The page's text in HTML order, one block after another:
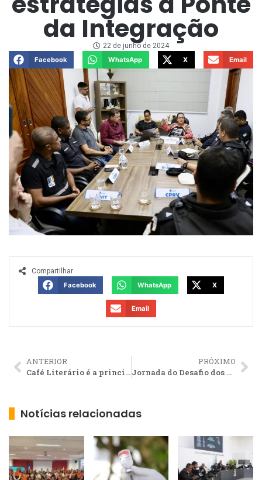
da Integração
22 de junho de 2024
Facebook
WhatsApp X Email
Compartilhar
Facebook
WhatsApp X
Email
ANTERIOR
Café Literário é a principal atração do Circuito Junino na noite de quarta
PRÓXIMO
Jornada do Desafio dos ODS reúne municípios em SJB
Notícias relacionadas